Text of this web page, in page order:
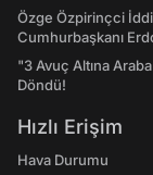
Özge Özpirinçci
Cumhurbaşkanı
"3 Avuç Altına
Döndü!
Hızlı Erişim
Hava Durumu